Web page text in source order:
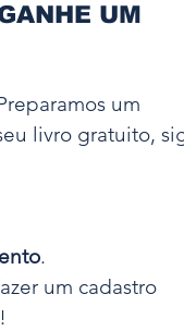
UM
um
livro gratuito,
.
um cadastro